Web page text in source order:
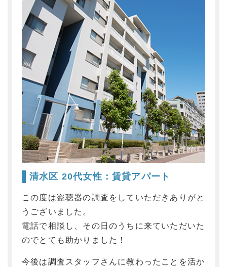
清水区 20代女性： 賃貸アパート
この度は盗聴器の調査をしていただきありがと
うございました。
電話で相談し、その日のうちに来ていただいた
のでとても助かりました！
今後は調査スタッフさんに教わったことを活か